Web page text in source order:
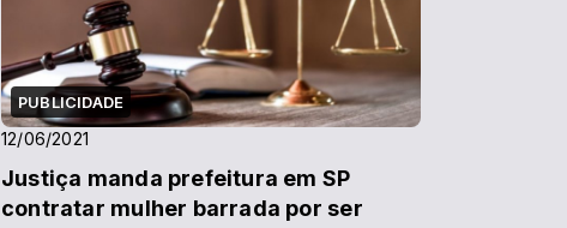
PUBLICIDADE
12/06/2021
Justiça manda prefeitura em SP
contratar mulher barrada por ser